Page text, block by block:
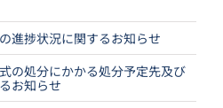
進捗状況に関するお知らせ
の処分にかかる処分予定先及び
お知らせ